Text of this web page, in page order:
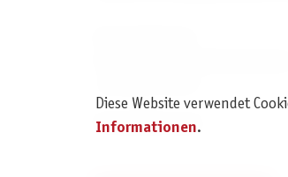
Kontaktformular
Diese Website verwendet
Informationen.